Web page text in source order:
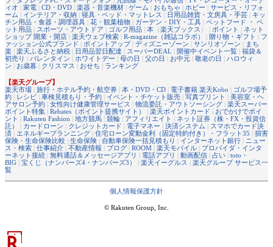
ィオ | 家電 | CD・DVD | 楽器・音楽機材 | ゲーム | おもちゃ | ホビー | サービス・リフォ
ーム | インテリア・収納 | 寝具・ベッド・マットレス | 日用品雑貨・文房具・手芸 | キッ
チン用品・食器・調理器具 | 花・観葉植物 | ガーデン・DIY・工具 | ペットフード ・ ペ
ット用品 | スポーツ・アウトドア | ゴルフ用品 | 本 （楽天ブックス ） | ポイント | ネット
ショップ 開業・開店 | 楽天ウェブ検索 | R-magazine（雑誌コラボ） | 贈り物・ギフト | フ
ァッション公式ブランド | ポイントアップ| ディズニーゾーン | サンリオゾーン | まち
楽 | 楽天ふるさと納税 | 日用品翌日配達 | スーパーDEAL | 開催中イベント一覧 | 福袋＆
初売り | バレンタイン | ホワイトデー | 母の日 | 父の日 | お中元 | 敬老の日 | ハロウィ
ン | お歳暮 | クリスマス | おせち | ランキング
【楽天グループ】
楽天市場 | 旅行・ホテル予約・航空券 | 本・DVD・CD | 電子書籍 楽天Kobo | ゴルフ場予
約 | レシピ | 車検見積もり・予約 | イベント・チケット販売 | 写真プリント | 美容室・ヘ
アサロン予約 | 女性向け健康管理サービス | 物流委託・アウトソーシング | 楽天スーパー
ポイント特集 | Rebates（ポイント提携サイト） | 楽天ポイントカード | おでかけでポイ
ント | Rakuten Fashion | 地方競馬 | 競輪 | アフィリエイト | ネット証券（株・FX・投資信
託）
| カードローン | クレジットカード | 電子マネー | 決済システム | スマホでカード決
済 | エネルギープランニング | 住宅ローン変動金利（固定特約付き）・フラット35 | 損害
保険・生命保険比較 | 生命保険 | 自動車保険一括見積もり | インターネット銀行 | ニュー
ス・検索 | 仕事紹介 | 不動産情報 | ブログ | ROOM | 楽天モバイル | プロバイダ・インタ
ーネット接続 | 無料通話＆メッセージアプリ | 電話アプリ | 動画配信 | 占い | toto・
BIG | 宝くじ（ナンバーズ4・ナンバーズ3） | 楽天イーグルス | 楽天グループ サービス一
覧
個人情報保護方針
© Rakuten Group, Inc.